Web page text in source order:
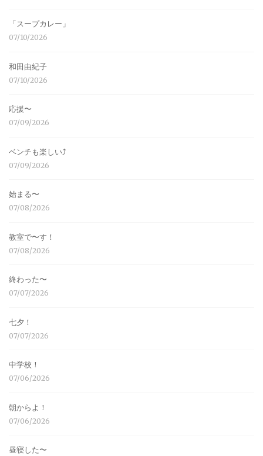
「スープカレー」
07/10/2026
和田由紀子
07/10/2026
応援〜
07/09/2026
ベンチも楽しい⤴︎
07/09/2026
始まる〜
07/08/2026
教室で〜す！
07/08/2026
終わった〜
07/07/2026
七夕！
07/07/2026
中学校！
07/06/2026
朝からよ！
07/06/2026
昼寝した〜